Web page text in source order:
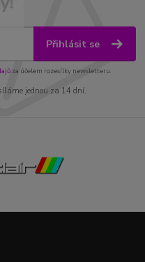
Přihlásit se
za účelem rozesílky newsletteru.
jednou za 14 dní.